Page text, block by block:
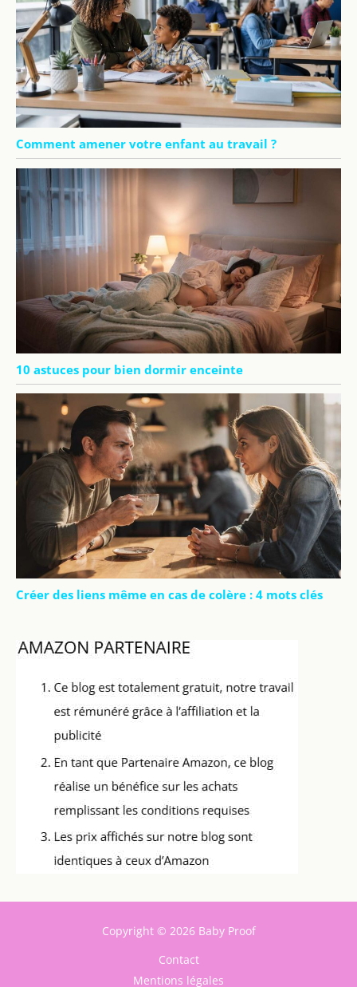
Comment amener votre enfant au travail ?
10 astuces pour bien dormir enceinte
Créer des liens même en cas de colère : 4 mots clés
Copyright © 2026 Baby Proof
Contact
Mentions légales